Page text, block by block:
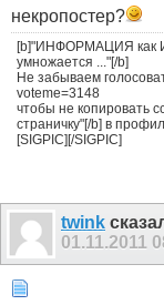
некропостер?
[b]"ИНФОРМАЦИЯ как
умножается ..."[/b]
Не забываем
voteme=3148
чтобы не копировать
страничку"[/b] в
[SIGPIC][/SIGPIC]
twink
01.11.2011